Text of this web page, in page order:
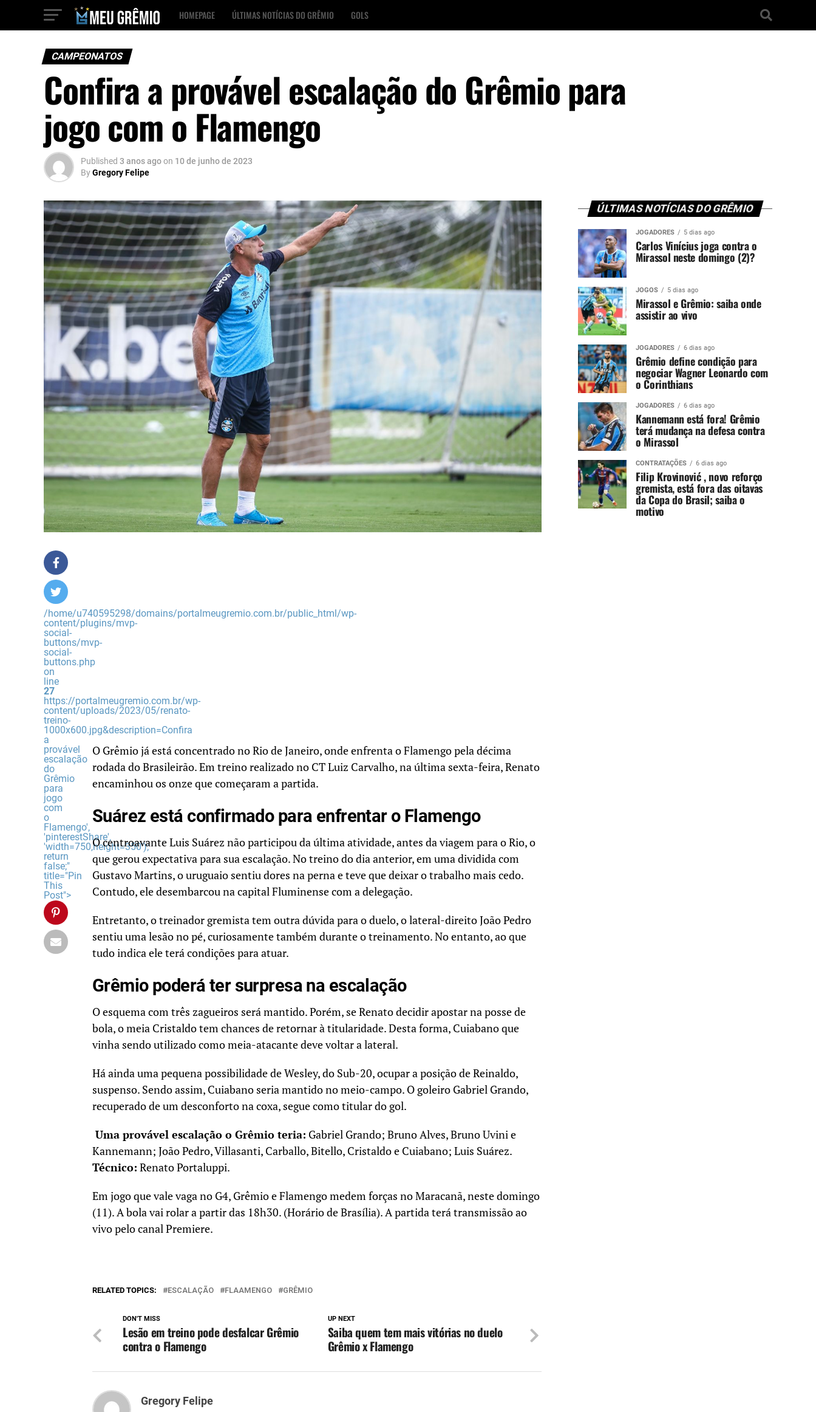
HOMEPAGE ÚLTIMAS NOTÍCIAS DO GRÊMIO GOLS
CAMPEONATOS
Confira a provável escalação do Grêmio para
jogo com o Flamengo
Published 3 anos agoon 10 de junho de 2023
ByGregory Felipe
/home/u740595298/domains/portalmeugremio.com.br/public_html/wp-
content/plugins/mvp-
social-
buttons/mvp-
social-
buttons.php
on
line
27
https://portalmeugremio.com.br/wp-
content/uploads/2023/05/renato-
treino-
1000x600.jpg&description=Confira
a
provável
escalação
do
Grêmio
para
jogo
com
o
Flamengo',
'pinterestShare',
'width=750,height=350');
return
false;"
title="Pin
This
Post">
O Grêmio já está concentrado no Rio de Janeiro, onde enfrenta o Flamengo pela décima
rodada do Brasileirão. Em treino realizado no CT Luiz Carvalho, na última sexta-feira, Renato
encaminhou os onze que começaram a partida.
Suárez está confirmado para enfrentar o Flamengo
O centroavante Luis Suárez não participou da última atividade, antes da viagem para o Rio, o
que gerou expectativa para sua escalação. No treino do dia anterior, em uma dividida com
Gustavo Martins, o uruguaio sentiu dores na perna e teve que deixar o trabalho mais cedo.
Contudo, ele desembarcou na capital Fluminense com a delegação.
Entretanto, o treinador gremista tem outra dúvida para o duelo, o lateral-direito João Pedro
sentiu uma lesão no pé, curiosamente também durante o treinamento. No entanto, ao que
tudo indica ele terá condições para atuar.
Grêmio poderá ter surpresa na escalação
O esquema com três zagueiros será mantido. Porém, se Renato decidir apostar na posse de
bola, o meia Cristaldo tem chances de retornar à titularidade. Desta forma, Cuiabano que
vinha sendo utilizado como meia-atacante deve voltar a lateral.
Há ainda uma pequena possibilidade de Wesley, do Sub-20, ocupar a posição de Reinaldo,
suspenso. Sendo assim, Cuiabano seria mantido no meio-campo. O goleiro Gabriel Grando,
recuperado de um desconforto na coxa, segue como titular do gol.
Uma provável escalação o Grêmio teria: Gabriel Grando; Bruno Alves, Bruno Uvini e
Kannemann; João Pedro, Villasanti, Carballo, Bitello, Cristaldo e Cuiabano; Luis Suárez.
Técnico: Renato Portaluppi.
Em jogo que vale vaga no G4, Grêmio e Flamengo medem forças no Maracanã, neste domingo
(11). A bola vai rolar a partir das 18h30. (Horário de Brasília). A partida terá transmissão ao
vivo pelo canal Premiere.
RELATED TOPICS: ESCALAÇÃO FLAAMENGO GRÊMIO
UP NEXT
Saiba quem tem mais vitórias no duelo
Grêmio x Flamengo
DON'T MISS
Lesão em treino pode desfalcar Grêmio
contra o Flamengo
Gregory Felipe
ÚLTIMAS NOTÍCIAS DO GRÊMIO
JOGADORES 5 dias ago
Carlos Vinícius joga contra o
Mirassol neste domingo (2)?
JOGOS 5 dias ago
Mirassol e Grêmio: saiba onde
assistir ao vivo
JOGADORES 6 dias ago
Grêmio define condição para
negociar Wagner Leonardo com
o Corinthians
JOGADORES 6 dias ago
Kannemann está fora! Grêmio
terá mudança na defesa contra
o Mirassol
CONTRATAÇÕES 6 dias ago
Filip Krovinović , novo reforço
gremista, está fora das oitavas
da Copa do Brasil; saiba o
motivo